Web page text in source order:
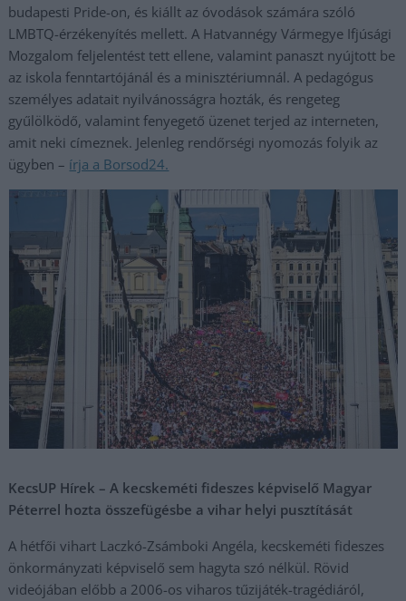
budapesti Pride-on, és kiállt az óvodások számára szóló
LMBTQ-érzékenyítés mellett. A Hatvannégy Vármegye Ifjúsági
Mozgalom feljelentést tett ellene, valamint panaszt nyújtott be
az iskola fenntartójánál és a minisztériumnál. A pedagógus
személyes adatait nyilvánosságra hozták, és rengeteg
gyűlölködő, valamint fenyegető üzenet terjed az interneten,
amit neki címeznek. Jelenleg rendőrségi nyomozás folyik az
ügyben – írja a Borsod24.
KecsUP Hírek – A kecskeméti fideszes képviselő Magyar
Péterrel hozta összefügésbe a vihar helyi pusztítását
A hétfői vihart Laczkó-Zsámboki Angéla, kecskeméti fideszes
önkormányzati képviselő sem hagyta szó nélkül. Rövid
videójában előbb a 2006-os viharos tűzijáték-tragédiáról,